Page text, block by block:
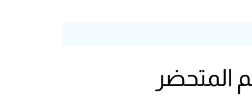
المتحضر